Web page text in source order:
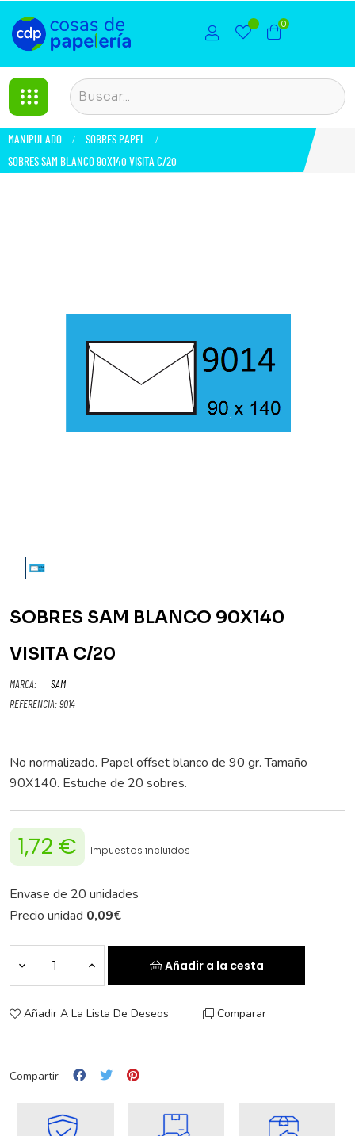
0
MANIPULADO
SOBRES PAPEL
SOBRES SAM BLANCO 90X140 VISITA C/20
SOBRES SAM BLANCO 90X140
VISITA C/20
MARCA:
SAM
REFERENCIA: 9014
No normalizado. Papel offset blanco de 90 gr. Tamaño
90X140. Estuche de 20 sobres.
1,72 € Impuestos incluidos
Envase de 20 unidades
Precio unidad 0,09€
Añadir a la cesta
Añadir A La Lista De Deseos Comparar
Compartir